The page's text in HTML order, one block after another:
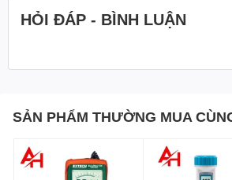
chắn và nhẹ, giúp dễ dàng mang theo
dụng lâu dài.
HỎI ĐÁP - BÌNH LUẬN
SẢN PHẨM THƯỜNG MUA